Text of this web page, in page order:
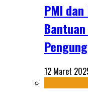
PMI
12 Maret